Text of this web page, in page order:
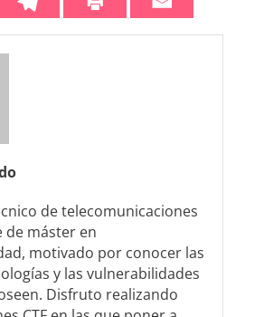
de telecomunicaciones
de máster en
motivado por conocer las
y las vulnerabilidades
Disfruto realizando